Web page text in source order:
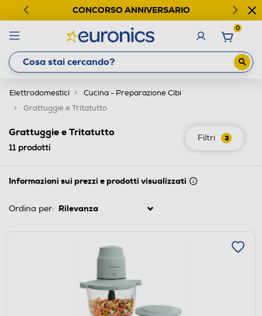
CONCORSO ANNIVERSARIO
0
Elettrodomestici
Cucina - Preparazione Cibi
Grattuggie e Tritatutto
Filtri 3
Grattuggie e Tritatutto
11prodotti
Informazioni sui prezzi e prodotti visualizzati
Ordina per: